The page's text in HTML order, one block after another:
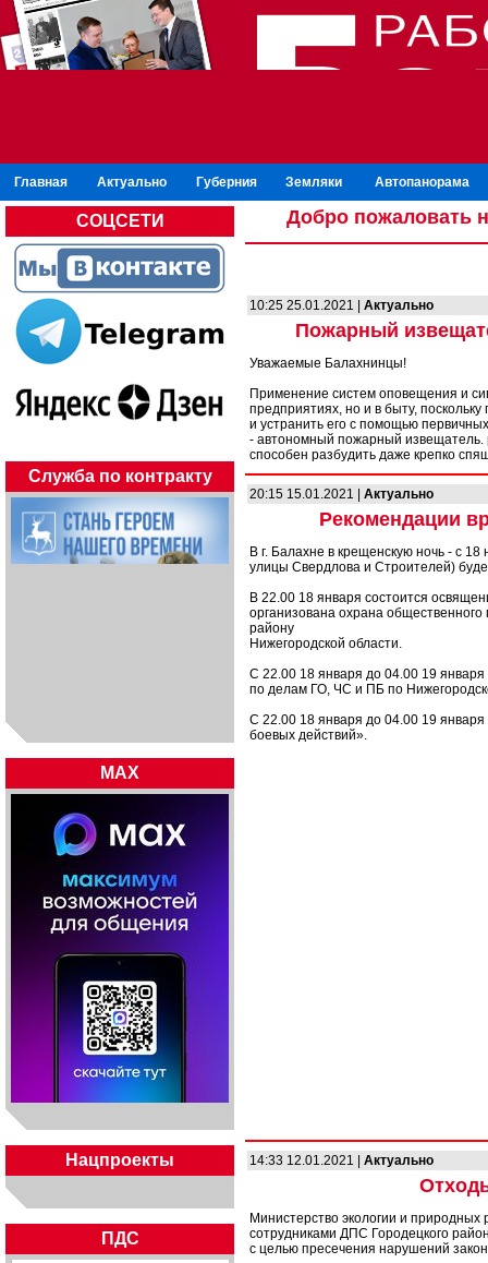
Главная Актуально Губерния Земляки Автопанорама
СОЦСЕТИ
Служба по контракту
MAX
Нацпроекты
ПДС
Добро пожаловать
10:25 25.01.2021 | Актуально
Пожарный
Уважаемые Балахнинцы!
Применение систем оповещения и
предприятиях, но и в быту,
и устранить его с помощью
- автономный пожарный
способен разбудить даже крепко
20:15 15.01.2021 | Актуально
Рекомендации
В г. Балахне в крещенскую ночь - с
улицы Свердлова и Строителей)
В 22.00 18 января состоится
организована охрана
району
Нижегородской области.
С 22.00 18 января до 04.00 19 января
по делам ГО, ЧС и ПБ по
С 22.00 18 января до 04.00 19
боевых действий».
14:33 12.01.2021 | Актуально
Министерство экологии и
сотрудниками ДПС Городецкого
с целью пресечения нарушений